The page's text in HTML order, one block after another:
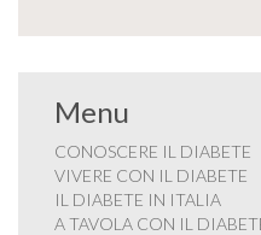
Menu
CONOSCERE IL DIABETE
VIVERE CON IL DIABETE
IL DIABETE IN ITALIA
A TAVOLA CON IL